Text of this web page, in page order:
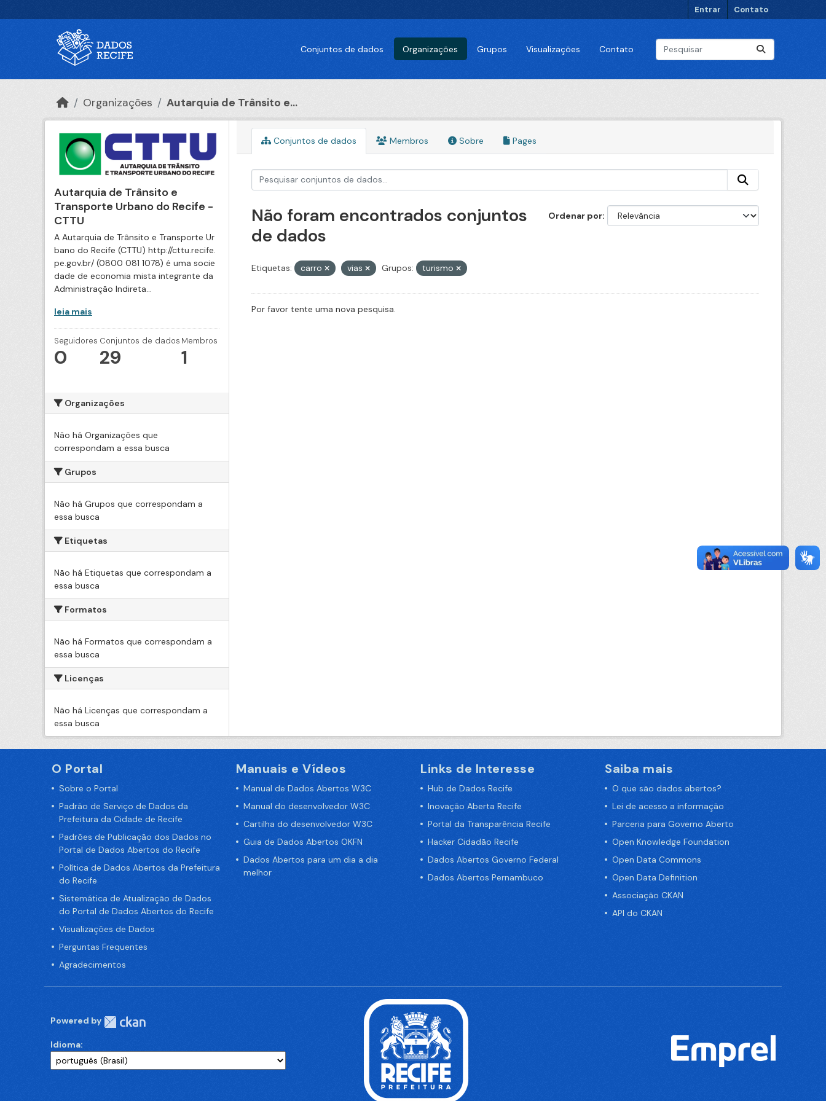
Entrar Contato
Conjuntos de dados Organizações Grupos Visualizações Contato
Organizações Autarquia de Trânsito e...
Autarquia de Trânsito e
Transporte Urbano do Recife -
CTTU
A Autarquia de Trânsito e Transporte Ur
bano do Recife (CTTU) http://cttu.recife.
pe.gov.br/ (0800 081 1078) é uma socie
dade de economia mista integrante da
Administração Indireta...
leia mais
Seguidores
0
Conjuntos de dados
29
Membros
1
Organizações
Não há Organizações que
correspondam a essa busca
Grupos
Não há Grupos que correspondam a
essa busca
Etiquetas
Não há Etiquetas que correspondam a
essa busca
Formatos
Não há Formatos que correspondam a
essa busca
Licenças
Não há Licenças que correspondam a
essa busca
Conjuntos de dados Membros Sobre Pages
Ordenar por
Não foram encontrados conjuntos
de dados
Etiquetas: carro vias Grupos: turismo
Por favor tente uma nova pesquisa.
O Portal
Sobre o Portal
Padrão de Serviço de Dados da
Prefeitura da Cidade de Recife
Padrões de Publicação dos Dados no
Portal de Dados Abertos do Recife
Política de Dados Abertos da Prefeitura
do Recife
Sistemática de Atualização de Dados
do Portal de Dados Abertos do Recife
Visualizações de Dados
Perguntas Frequentes
Agradecimentos
Manuais e Vídeos
Manual de Dados Abertos W3C
Manual do desenvolvedor W3C
Cartilha do desenvolvedor W3C
Guia de Dados Abertos OKFN
Dados Abertos para um dia a dia
melhor
Links de Interesse
Hub de Dados Recife
Inovação Aberta Recife
Portal da Transparência Recife
Hacker Cidadão Recife
Dados Abertos Governo Federal
Dados Abertos Pernambuco
Saiba mais
O que são dados abertos?
Lei de acesso a informação
Parceria para Governo Aberto
Open Knowledge Foundation
Open Data Commons
Open Data Definition
Associação CKAN
API do CKAN
Powered by
Idioma